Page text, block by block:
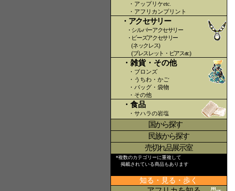
・アップリケetc.
・アフリカンプリント
・アクセサリー
・シルバーアクセサリー
・ビーズアクセサリー
(ネックレス)
(ブレスレット・ピアスetc.)
・雑貨・その他
・ブロンズ
・うちわ・かご
・バッグ・袋物
・その他
・食品
・サハラの岩塩
国から探す〇
民族から探す
売切れ品展示室
*複数のカテゴリーに重複して
掲載されている商品もあります
知る・見る・歩く